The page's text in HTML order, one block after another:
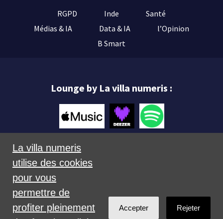
RGPD Inde
Santé
Médias & IA
Data & IA
l’Opinion
B Smart
Lounge by La villa numeris :
La villa numeris
utilise des cookies
pour vous
permettre de
profiter pleinement
Accepter Rejeter